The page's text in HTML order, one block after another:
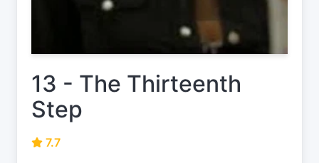
13 - The Thirteenth
Step
7.7